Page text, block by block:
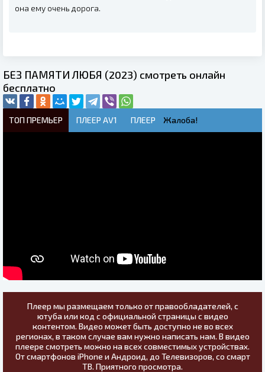
она ему очень дорога.
БЕЗ ПАМЯТИ ЛЮБЯ (2023) смотреть онлайн
бесплатно
ТОП ПРЕМЬЕР ПЛЕЕР AV1 ПЛЕЕР Жалоба!
Плеер мы размещаем только от правообладателей, с
ютуба или код с официальной страницы с видео
контентом. Видео может быть доступно не во всех
регионах, в таком случае вам нужно написать нам. В видео
плеере смотреть можно на всех совместимых устройствах.
От смартфонов iPhone и Андроид, до Телевизоров, со смарт
ТВ. Приятного просмотра.